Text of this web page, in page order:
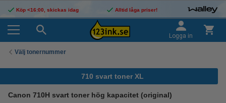
Köp <16:00, skickas idag Alltid låga priser!
Logga in
Välj tonernummer
710 svart toner XL
Canon 710H svart toner hög kapacitet (original)